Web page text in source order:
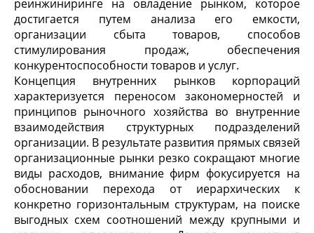
реинжиниринге на овладение рынком, которое
достигается путем анализа его емкости,
организации сбыта товаров, способов
стимулирования продаж, обеспечения
конкурентоспособности товаров и услуг.
Концепция внутренних рынков корпораций
характеризуется переносом закономерностей и
принципов рыночного хозяйства во внутренние
взаимодействия структурных подразделений
организации. В результате развития прямых связей
организационные рынки резко сокращают многие
виды расходов, внимание фирм фокусируется на
обосновании перехода от иерархических к
конкретно горизонтальным структурам, на поиске
выгодных схем соотношений между крупными и